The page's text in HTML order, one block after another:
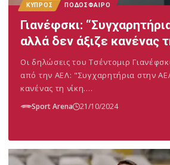
ΚΎΠΡΟΣ ΠΟΔΌΣΦΑΙΡΟ
Γιανέφσκι:
αλλά δεν άξιζε κανένας
Οι δηλώσεις του Τσέντομιρ
από την ΑΕΛ: "Συγχαρητήρια στην
κανένας τη νίκη.…
Sport Arena 21/10/2024